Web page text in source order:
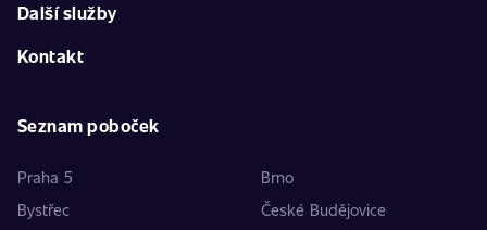
Další služby
Kontakt
Seznam poboček
Praha 5
Brno
Bystřec
České Budějovice